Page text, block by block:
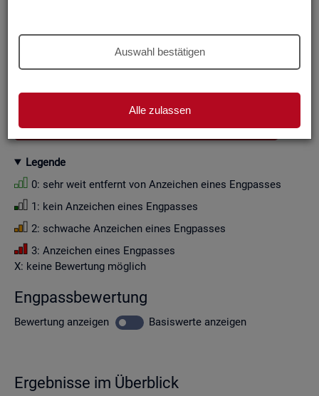
Auswahl bestätigen
Alle zulassen
Zah­len­wer­te i. d. R. auf Viel­fa­che von Zehn ge­run­det (siehe
die Fil­ter­mög­lich­kei­ten und die an­ge­zeig­ten Daten.
GESAMTDOWNLOAD ENGPASSANALYSE ALS CSV
Le­gen­de
0: sehr weit ent­fernt von An­zei­chen eines Eng­pas­ses
1: kein An­zei­chen eines Eng­pas­ses
2: schwa­che An­zei­chen eines Eng­pas­ses
3: An­zei­chen eines Eng­pas­ses
X: keine Be­wer­tung mög­lich
Eng­pass­be­wer­tung
Be­wer­tung an­zei­gen Ba­sis­wer­te an­zei­gen
Er­geb­nis­se im Über­blick